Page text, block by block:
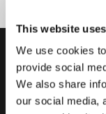
This website
We use cookies
provide social
We also share
our social media,